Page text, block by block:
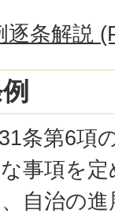
逐条解説
条第6項
事項を
自治の